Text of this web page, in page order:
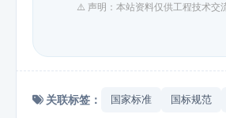
⚠️ 声明：本站资料仅供工程技术交
关联标签： 国家标准 国标规范